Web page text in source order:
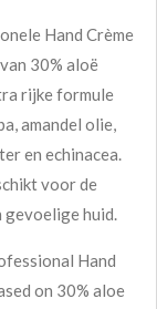
Hand Crème
30% aloë
rijke formule
amandel olie,
en echinacea.
voor de
gevoelige huid.
Hand
on 30% aloe